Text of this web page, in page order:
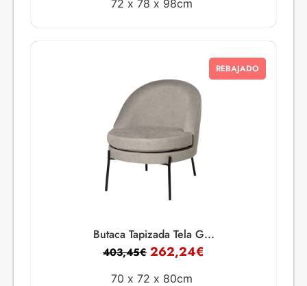
72 x 78 x 98cm
REBAJADO
Butaca Tapizada Tela G...
403,45€ 262,24€
70 x 72 x 80cm